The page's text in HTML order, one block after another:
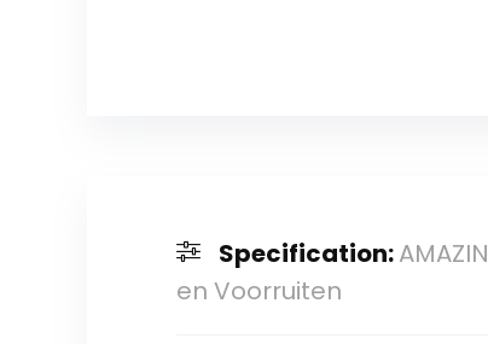
Specification:
en Voorruiten